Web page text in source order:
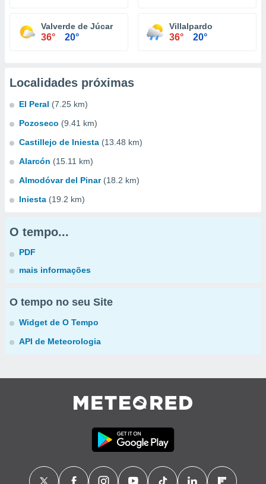
Valverde de Júcar
36° 20°
Villalpardo
36° 20°
Localidades próximas
El Peral (7.25 km)
Pozoseco (9.41 km)
Castillejo de Iniesta (13.48 km)
Alarcón (15.11 km)
Almodóvar del Pinar (18.2 km)
Iniesta (19.2 km)
O tempo...
PDF
mais informações
O tempo no seu Site
Widget de O Tempo
API de Meteorologia